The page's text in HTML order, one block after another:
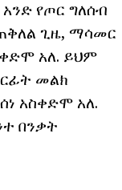
የጦር ግለሰብ
ጊዜ, ማሳመር
አለ. ይህም
መልክ
አስቀድሞ አለ.
በንቃት